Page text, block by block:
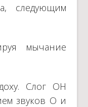
следующим
мычание
Слог OН
звуков O и